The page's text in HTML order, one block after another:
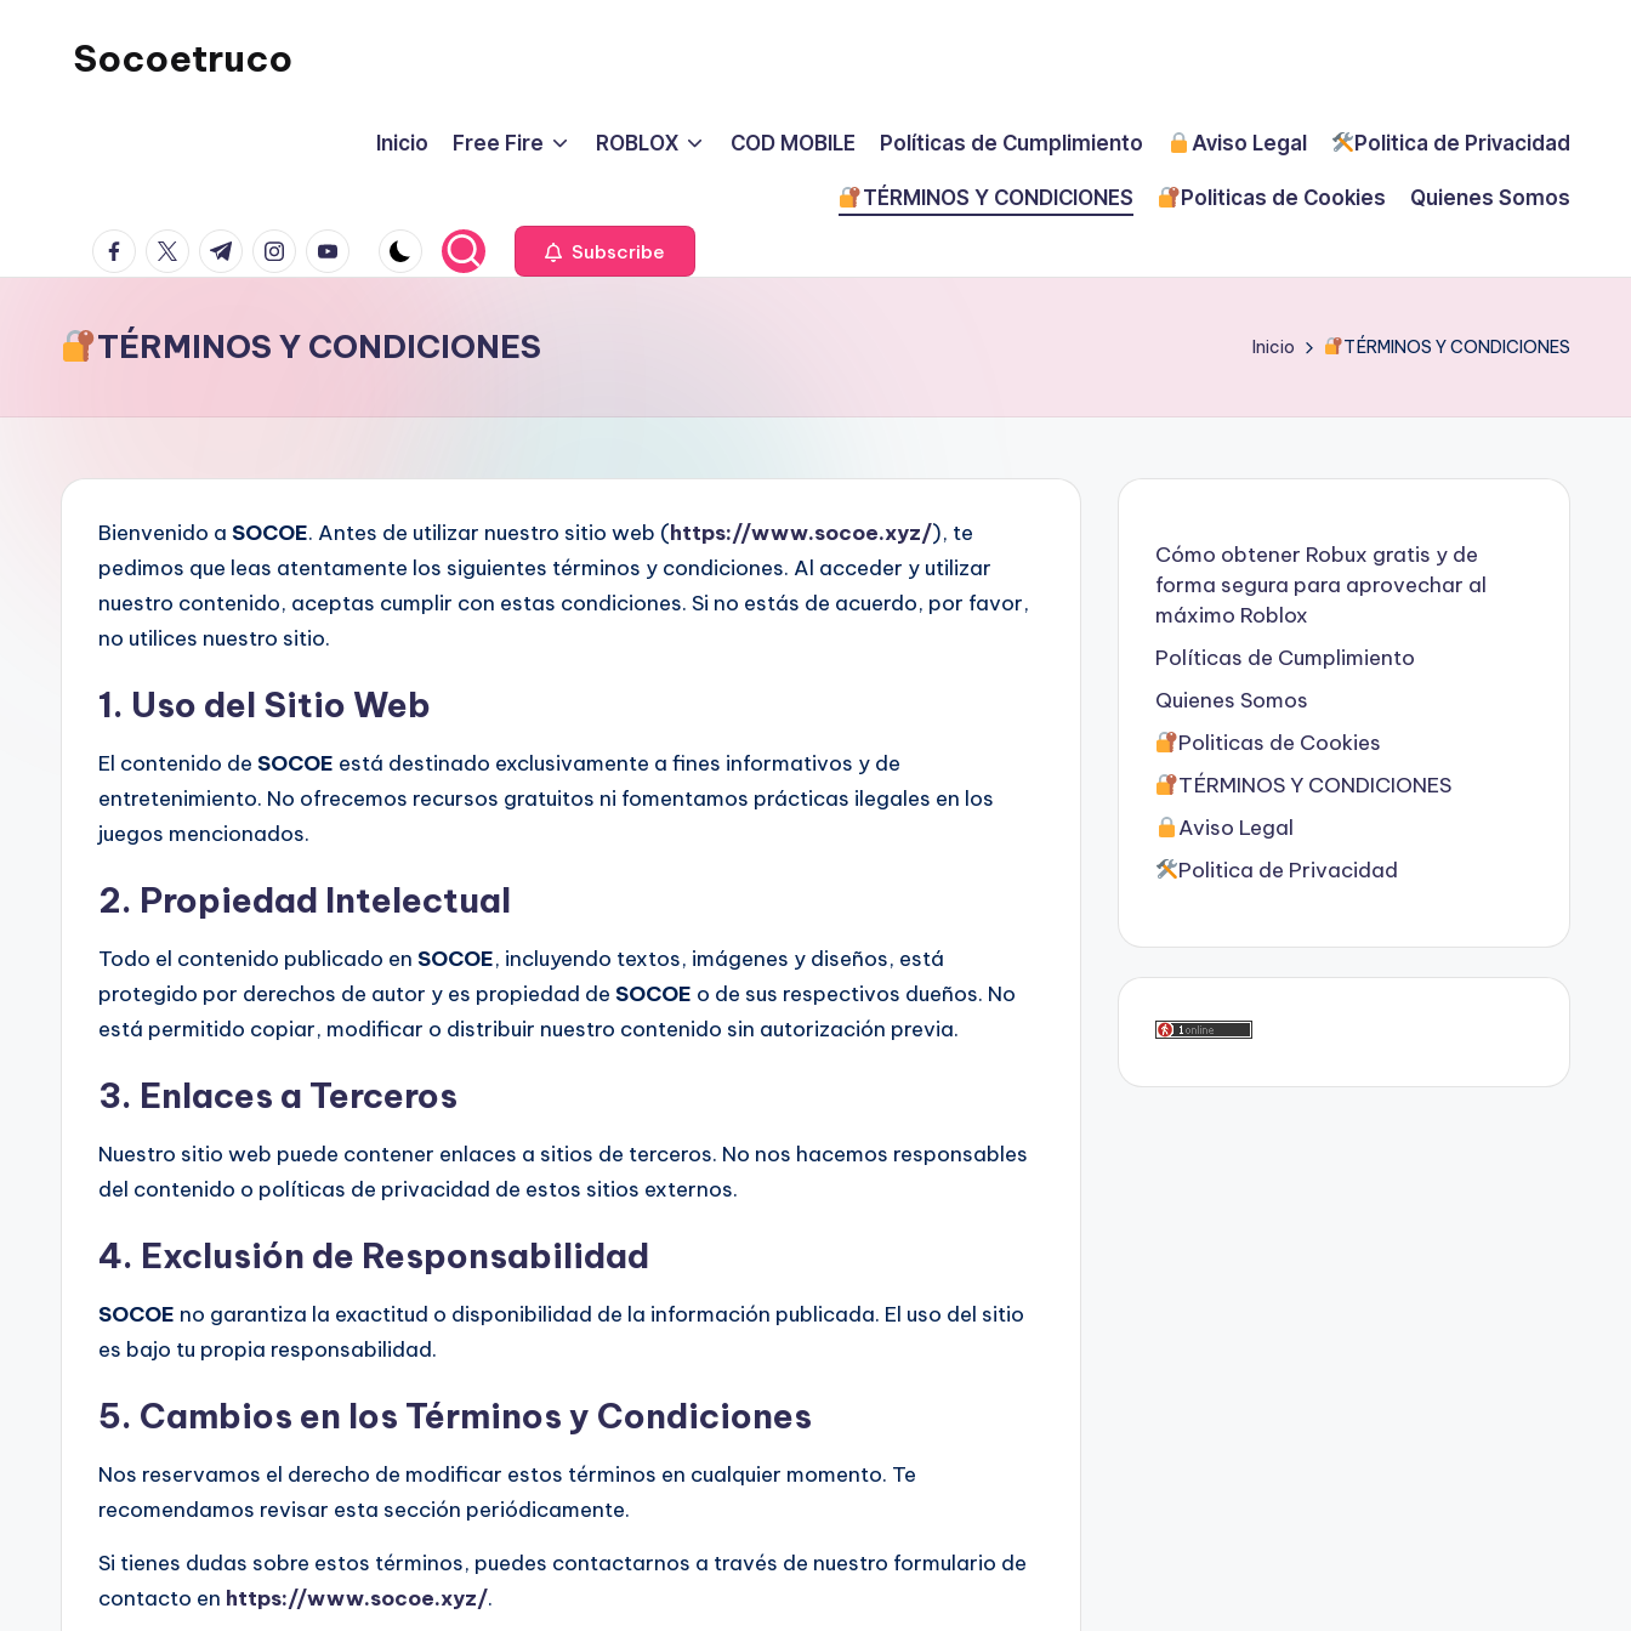
Socoetruco
secretos
Free
con
Consigue
skins
exclusivas,
consejos
mucho
más.
ahora!
Inicio Free Fire ROBLOX COD MOBILE Políticas de Cumplimiento Aviso Legal Politica de Privacidad
TÉRMINOS Y CONDICIONES Politicas de Cookies
Quienes Somos
facebook.com
twitter.com
t.me instagram.com
youtube.com Subscribe
TÉRMINOS Y CONDICIONES Inicio TÉRMINOS Y CONDICIONES
Bienvenido a SOCOE. Antes de utilizar nuestro sitio web (https://www.socoe.xyz/), te
pedimos que leas atentamente los siguientes términos y condiciones. Al acceder y utilizar
nuestro contenido, aceptas cumplir con estas condiciones. Si no estás de acuerdo, por favor,
no utilices nuestro sitio.
1. Uso del Sitio Web
El contenido de SOCOE está destinado exclusivamente a fines informativos y de
entretenimiento. No ofrecemos recursos gratuitos ni fomentamos prácticas ilegales en los
juegos mencionados.
2. Propiedad Intelectual
Todo el contenido publicado en SOCOE, incluyendo textos, imágenes y diseños, está
protegido por derechos de autor y es propiedad de SOCOE o de sus respectivos dueños. No
está permitido copiar, modificar o distribuir nuestro contenido sin autorización previa.
3. Enlaces a Terceros
Nuestro sitio web puede contener enlaces a sitios de terceros. No nos hacemos responsables
del contenido o políticas de privacidad de estos sitios externos.
4. Exclusión de Responsabilidad
SOCOE no garantiza la exactitud o disponibilidad de la información publicada. El uso del sitio
es bajo tu propia responsabilidad.
5. Cambios en los Términos y Condiciones
Nos reservamos el derecho de modificar estos términos en cualquier momento. Te
recomendamos revisar esta sección periódicamente.
Si tienes dudas sobre estos términos, puedes contactarnos a través de nuestro formulario de
contacto en https://www.socoe.xyz/.
Cómo obtener Robux gratis y de
forma segura para aprovechar al
máximo Roblox
Políticas de Cumplimiento
Quienes Somos
Politicas de Cookies
TÉRMINOS Y CONDICIONES
Aviso Legal
Politica de Privacidad